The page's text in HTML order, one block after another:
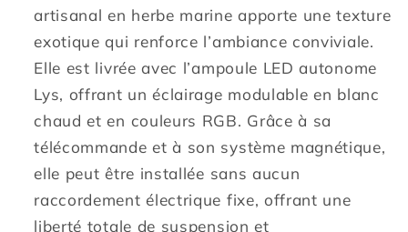
artisanal en herbe marine apporte une texture
exotique qui renforce l’ambiance conviviale.
Elle est livrée avec l’ampoule LED autonome
Lys, offrant un éclairage modulable en blanc
chaud et en couleurs RGB. Grâce à sa
télécommande et à son système magnétique,
elle peut être installée sans aucun
raccordement électrique fixe, offrant une
liberté totale de suspension et